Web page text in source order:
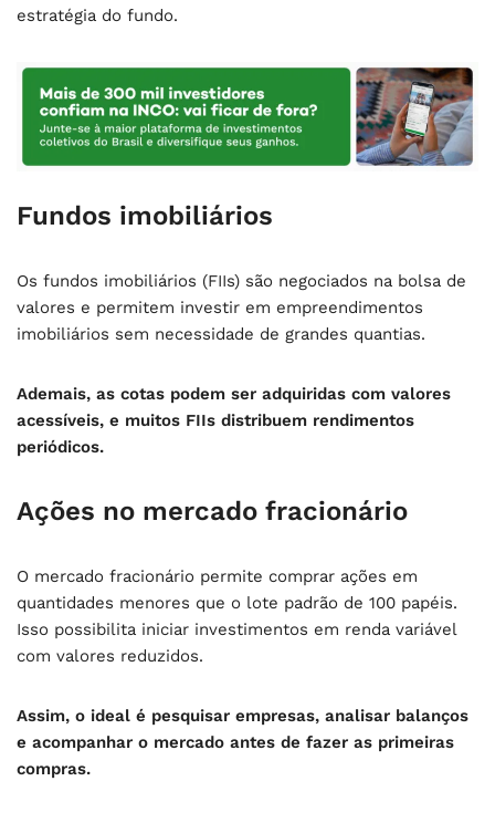
estratégia do fundo.
Fundos imobiliários
Os fundos imobiliários (FIIs) são negociados na bolsa de
valores e permitem investir em empreendimentos
imobiliários sem necessidade de grandes quantias.
Ademais, as cotas podem ser adquiridas com valores
acessíveis, e muitos FIIs distribuem rendimentos
periódicos.
Ações no mercado fracionário
O mercado fracionário permite comprar ações em
quantidades menores que o lote padrão de 100 papéis.
Isso possibilita iniciar investimentos em renda variável
com valores reduzidos.
Assim, o ideal é pesquisar empresas, analisar balanços
e acompanhar o mercado antes de fazer as primeiras
compras.